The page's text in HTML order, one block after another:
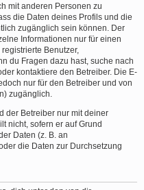
mit anderen Personen zu
die Daten deines Profils und die
zugänglich sein können. Der
Informationen nur für einen
Benutzer,
du Fragen dazu hast, suche nach
kontaktiere den Betreiber. Die E-
nur für den Betreiber und von
zugänglich.
der Betreiber nur mit deiner
nicht, sofern er auf Grund
Daten (z. B. an
die Daten zur Durchsetzung